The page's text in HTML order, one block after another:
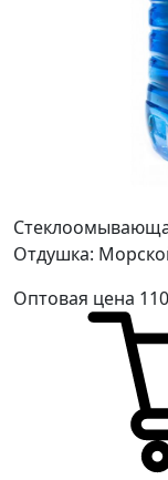
Отдушка:
Оптовая цена 110